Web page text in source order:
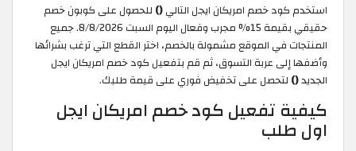
استخدم كود خصم امريكان ايجل التالي() للحصول على كوبون خصم
حقيقي بقيمة 15% مجرب وفعال اليوم السبت 8/8/2026. جميع
المنتجات في الموقع مشمولة بالخصم، اختر القطع التي ترغب بشرائها
وأضفها إلى عربة التسوق، ثم قم بتفعيل كود خصم امريكان ايجل
الجديد() لتحصل على تخفيض فوري على قيمة طلبك.
كيفية تفعيل كود خصم امريكان ايجل
اول طلب